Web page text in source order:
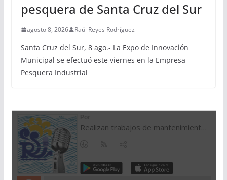
pesquera de Santa Cruz del Sur
agosto 8, 2026 Raúl Reyes Rodríguez
Santa Cruz del Sur, 8 ago.- La Expo de Innovación
Municipal se efectuó este viernes en la Empresa
Pesquera Industrial